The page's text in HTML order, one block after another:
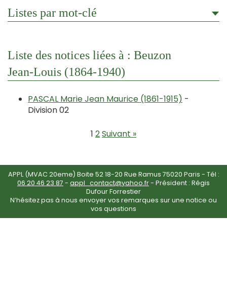
Listes par mot-clé
Liste des notices liées à : Beuzon
Jean-Louis (1864-1940)
PASCAL Marie Jean Maurice (1861-1915) -
Division 02
1 2Suivant »
APPL (MVAC 20eme) Boite 52 18-20 Rue Ramus 75020 Paris - Tél :
06 20 46 23 87 - appl_contact@yahoo.fr- Président : Régis
Dufour Forrestier
N’hésitez pas à nous envoyer vos remarques sur une notice ou
vos questions